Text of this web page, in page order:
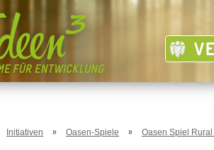
Initiativen » Oasen-Spiele » Oasen Spiel